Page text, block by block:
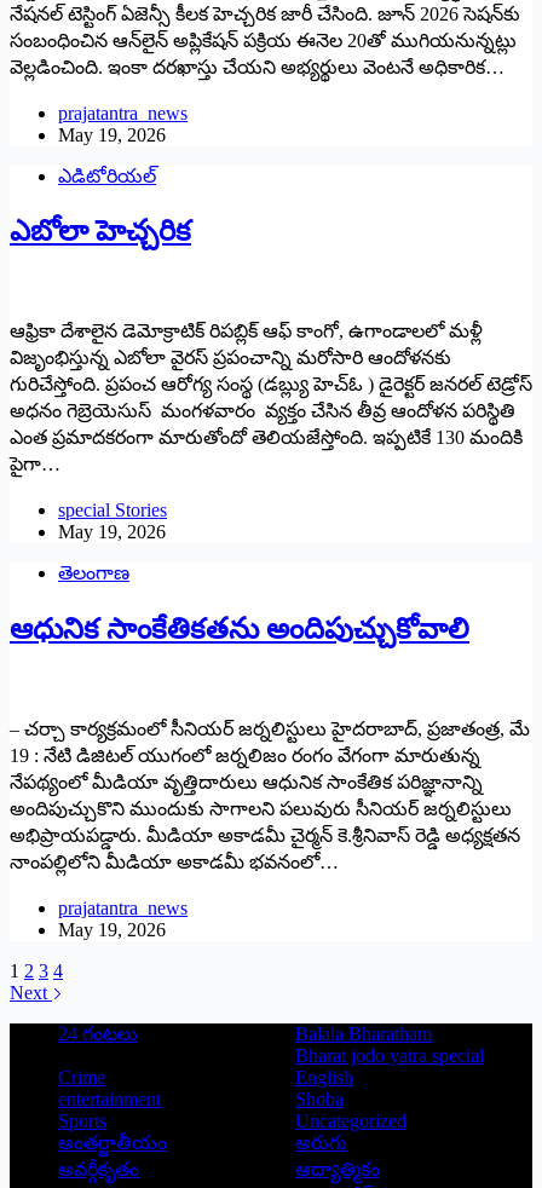
నేషనల్ టెస్టింగ్ ఏజెన్సీ కీలక హెచ్చరిక జారీ చేసింది. జూన్ 2026 సెషన్‌కు
సంబంధించిన ఆన్‌లైన్ అప్లికేషన్ పక్రియ ఈనెల 20తో ముగియనున్నట్లు
వెల్లడించింది. ఇంకా దరఖాస్తు చేయని అభ్యర్థులు వెంటనే అధికారిక…
prajatantra_news
May 19, 2026
ఎడిటోరియల్
ఎబోలా హెచ్చరిక
ఆఫ్రికా దేశాలైన డెమోక్రాటిక్ రిపబ్లిక్ ఆఫ్ కాంగో, ఉగాండాలలో మళ్లీ
విజృంభిస్తున్న ఎబోలా వైరస్ ప్రపంచాన్ని మరోసారి ఆందోళనకు
గురిచేస్తోంది. ప్రపంచ ఆరోగ్య సంస్థ (డబ్ల్యు హెచ్ఓ ) డైరెక్టర్ జనరల్ టెడ్రోస్
అధనం గెబ్రెయెసుస్ మంగళవారం వ్యక్తం చేసిన తీవ్ర ఆందోళన పరిస్థితి
ఎంత ప్రమాదకరంగా మారుతోందో తెలియజేస్తోంది. ఇప్పటికే 130 మందికి
పైగా…
special Stories
May 19, 2026
తెలంగాణ
ఆధునిక సాంకేతికతను అందిపుచ్చుకోవాలి
– చర్చా కార్యక్రమంలో సీనియర్ జర్నలిస్టులు హైదరాబాద్, ప్రజాతంత్ర, మే
19 : నేటి డిజిటల్ యుగంలో జర్నలిజం రంగం వేగంగా మారుతున్న
నేపథ్యంలో మీడియా వృత్తిదారులు ఆధునిక సాంకేతిక పరిజ్ఞానాన్ని
అందిపుచ్చుకొని ముందుకు సాగాలని పలువురు సీనియర్ జర్నలిస్టులు
అభిప్రాయపడ్డారు. మీడియా అకాడమీ చైర్మన్ కె.శ్రీనివాస్ రెడ్డి అధ్యక్షతన
నాంపల్లిలోని మీడియా అకాడమీ భవనంలో…
prajatantra_news
May 19, 2026
1 2 3 4
Next
24 గంటలు
Balala Bharatham
Bharat jodo yatra special
Crime
English
entertainment
Shoba
Sports
Uncategorized
అంతర్జాతీయం
అరుగు
అవర్గీకృతం
ఆద్యాత్మికం